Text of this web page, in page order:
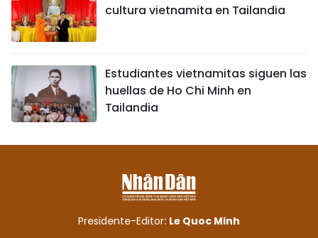
cultura vietnamita en Tailandia
Estudiantes vietnamitas siguen las
huellas de Ho Chi Minh en
Tailandia
Presidente-Editor: Le Quoc Minh